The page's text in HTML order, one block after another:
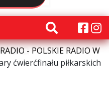
- POLSKIE RADIO W
ćwierćfinału piłkarskich